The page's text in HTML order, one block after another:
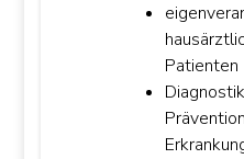
Patienten